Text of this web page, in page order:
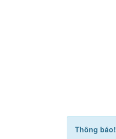
Thông báo!